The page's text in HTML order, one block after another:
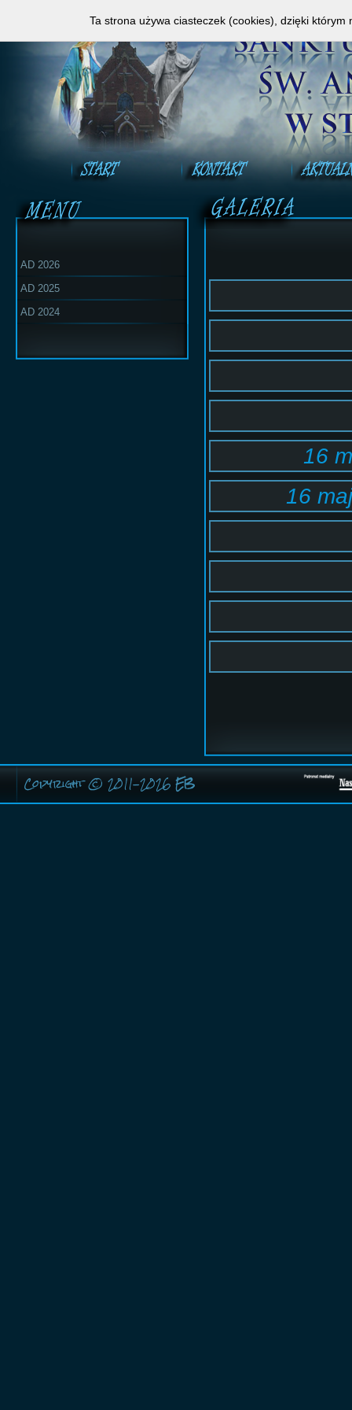
AD 2026
AD 2025
AD 2024
16
16
Copyright © 2011-2026 EB
Ta strona używa ciasteczek (cookies), dzięki którym